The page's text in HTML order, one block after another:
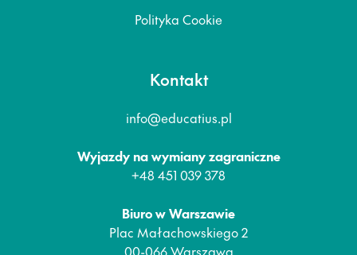
Polityka Cookie
Kontakt
info@educatius.pl
Wyjazdy na wymiany zagraniczne
+48 451 039 378
Biuro w Warszawie
Plac Małachowskiego 2
00-066 Warszawa